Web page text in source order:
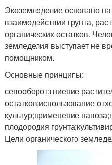
Экоземледелие основано
взаимодействии грунта,
органических остатков.
земледелия выступает не
помощником.
Основные принципы:
севооборот;гниение
остатков;использование
культур;применение
плодородия
Цели органического